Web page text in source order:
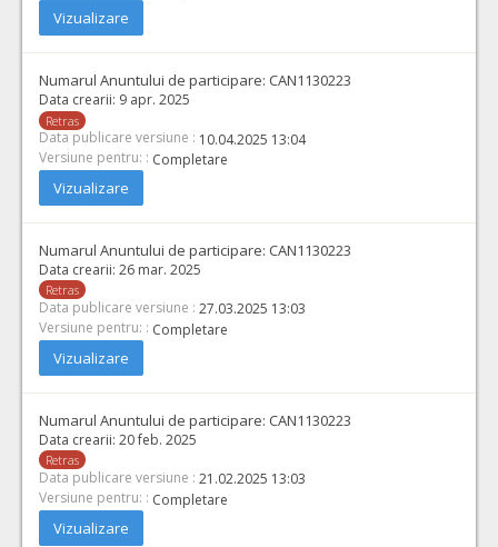
Vizualizare
Numarul Anuntului de participare: CAN1130223
Data crearii: 9 apr. 2025
Retras
Data publicare versiune : 10.04.2025 13:04
Versiune pentru: : Completare
Vizualizare
Numarul Anuntului de participare: CAN1130223
Data crearii: 26 mar. 2025
Retras
Data publicare versiune : 27.03.2025 13:03
Versiune pentru: : Completare
Vizualizare
Numarul Anuntului de participare: CAN1130223
Data crearii: 20 feb. 2025
Retras
Data publicare versiune : 21.02.2025 13:03
Versiune pentru: : Completare
Vizualizare